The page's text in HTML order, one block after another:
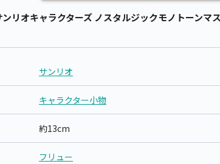
リオキャラクターズ ノスタルジックモノトーン
サンリオ
キャラクター小物
約13cm
フリュー